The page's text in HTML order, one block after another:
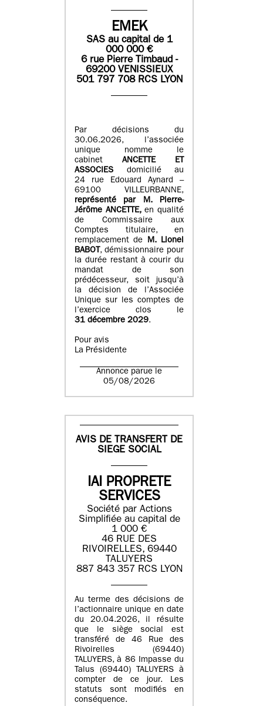
EMEK
SASau capital de 1
000 000€
6 rue Pierre Timbaud -
69200 VENISSIEUX
501 797 708 RCS LYON
Par décisions du
30.06.2026, l’associée
unique nomme le
cabinet ANCETTE ET
ASSOCIES
domicilié au
24 rue Edouard Aynard –
69100 VILLEURBANNE,
représenté par M.Pierre-
Jérôme ANCETTE, en qualité
de Commissaire aux
Comptes titulaire, en
remplacement de M.Lionel
BABOT , démissionnaire pour
la durée restant à courir du
mandat de son
prédécesseur, soit jusqu’à
la décision de l’Associée
Unique sur les comptes de
l’exercice clos le
31 décembre 2029.
Pour avis
La Présidente
Annonce parue le
05/08/2026
AVIS DE TRANSFERT DE
SIEGE SOCIAL
IAI PROPRETE
SERVICES
Société par Actions
Simplifiée au capital de
1 000 €
46 RUE DES
RIVOIRELLES, 69440
TALUYERS
887 843 357 RCS LYON
Au terme des décisions de
l’actionnaire unique en date
du 20.04.2026, il résulte
que le siège social est
transféré de 46 Rue des
Rivoirelles (69440)
TALUYERS, à 86 Impasse du
Talus (69440) TALUYERS à
compter de ce jour. Les
statuts sont modifiés en
conséquence.